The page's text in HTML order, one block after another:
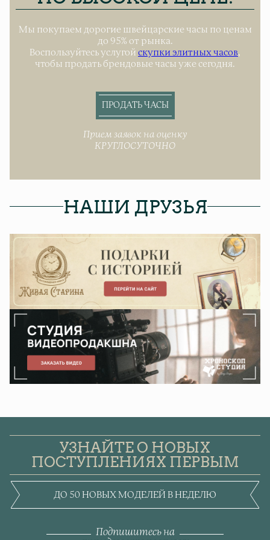
Мы покупаем дорогие швейцарские часы по ценам
до 95% от рынка.
Воспользуйтесь услугой скупки элитных часов,
чтобы продать брендовые часы уже сегодня.
ПРОДАТЬ ЧАСЫ
Прием заявок на оценку
КРУГЛОСУТОЧНО
НАШИ ДРУЗЬЯ
УЗНАЙТЕ О НОВЫХ
ПОСТУПЛЕНИЯХ ПЕРВЫМ
ДО 50 НОВЫХ МОДЕЛЕЙ В НЕДЕЛЮ
Подпишитесь на